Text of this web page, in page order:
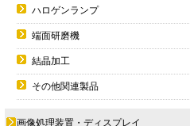
ハロゲンランプ
端面研磨機
結晶加工
その他関連製品
画像処理装置・ディスプレイ